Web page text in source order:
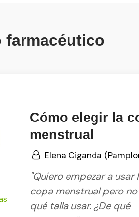
farmacéutico
Cómo elegir la
menstrual
Elena Ciganda
"Quiero empezar a usar
copa menstrual pero no
qué talla usar. ¿De qué